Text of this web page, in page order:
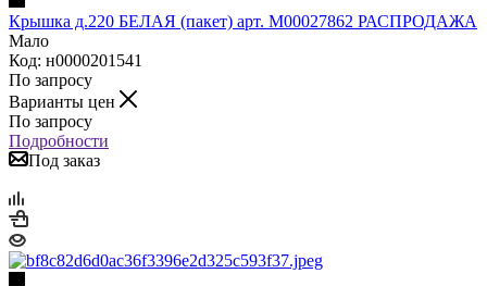
Крышка д.220 БЕЛАЯ (пакет) арт. М00027862 РАСПРОДАЖА
Мало
Код: н0000201541
По запросу
Варианты цен
По запросу
Подробности
Под заказ